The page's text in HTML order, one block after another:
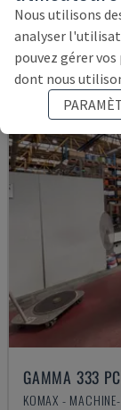
GAMMA 333 PC
KOMAX -
Nous utilisons
analyser
pouvez gérer
dont nous